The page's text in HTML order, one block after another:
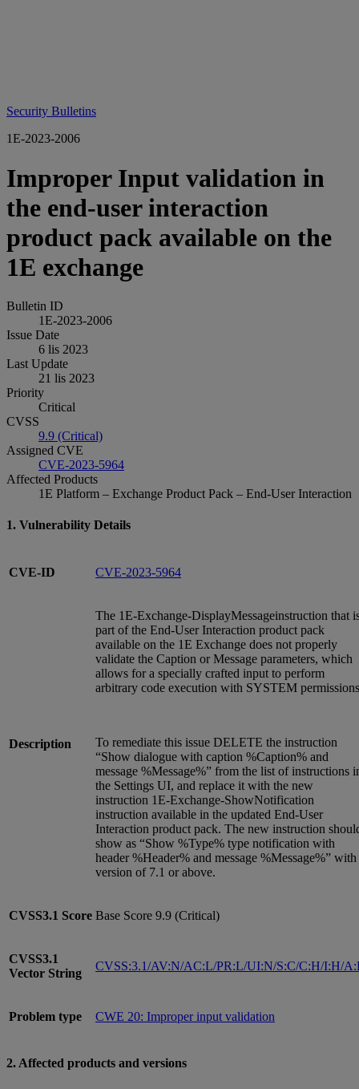
Security Bulletins
1E-2023-2006
Improper Input validation in
the end-user interaction
product pack available on the
1E exchange
Bulletin ID
1E-2023-2006
Issue Date
6 lis 2023
Last Update
21 lis 2023
Priority
Critical
CVSS
9.9 (Critical)
Assigned CVE
CVE-2023-5964
Affected Products
1E Platform – Exchange Product Pack – End-User Interaction
1. Vulnerability Details
CVE-ID CVE-2023-5964
Description
The 1E-Exchange-DisplayMessageinstruction that
part of the End-User Interaction product pack
available on the 1E Exchange does not properly
validate the Caption or Message parameters, which
allows for a specially crafted input to perform
arbitrary code execution with SYSTEM
To remediate this issue DELETE the instruction
“Show dialogue with caption %Caption% and
message %Message%” from the list of instructions
the Settings UI, and replace it with the new
instruction 1E-Exchange-ShowNotification
instruction available in the updated End-User
Interaction product pack. The new instruction
show as “Show %Type% type notification with
header %Header% and message %Message%” with
version of 7.1 or above.
CVSS3.1 Score Base Score 9.9 (Critical)
CVSS3.1
Vector String
CVSS:3.1/AV:N/AC:L/PR:L/UI:N/S:C/C:H/I:H/
Problem type CWE 20: Improper input validation
2. Affected products and versions